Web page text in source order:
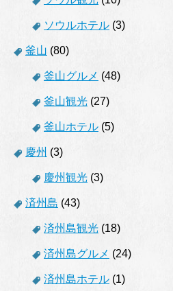
ソウルホテル (3)
釜山 (80)
釜山グルメ (48)
釜山観光 (27)
釜山ホテル (5)
慶州 (3)
慶州観光 (3)
済州島 (43)
済州島観光 (18)
済州島グルメ (24)
済州島ホテル (1)